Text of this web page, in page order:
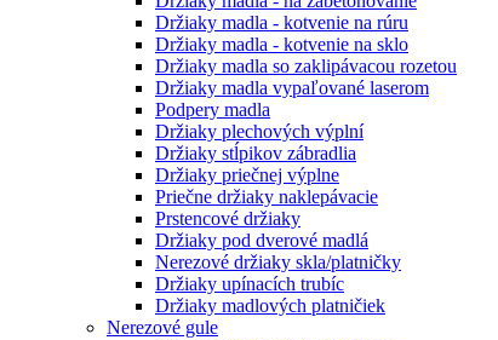
Držiaky madla - kotvenie na rúru
Držiaky madla - kotvenie na sklo
Držiaky madla so zaklipávacou rozetou
Držiaky madla vypaľované laserom
Podpery madla
Držiaky plechových výplní
Držiaky stĺpikov zábradlia
Držiaky priečnej výplne
Priečne držiaky naklepávacie
Prstencové držiaky
Držiaky pod dverové madlá
Nerezové držiaky skla/platničky
Držiaky upínacích trubíc
Držiaky madlových platničiek
Nerezové gule